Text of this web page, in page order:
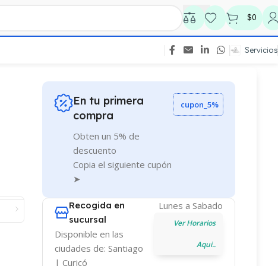
$0
Servicios
En tu primera
compra
Obten un 5% de
descuento
Copia el siguiente cupón
➤
cupon_5%
Recogida en
sucursal
Disponible en las
ciudades de: Santiago
| Curicó
Ver Horarios
Aqui..
Lunes a Sabado